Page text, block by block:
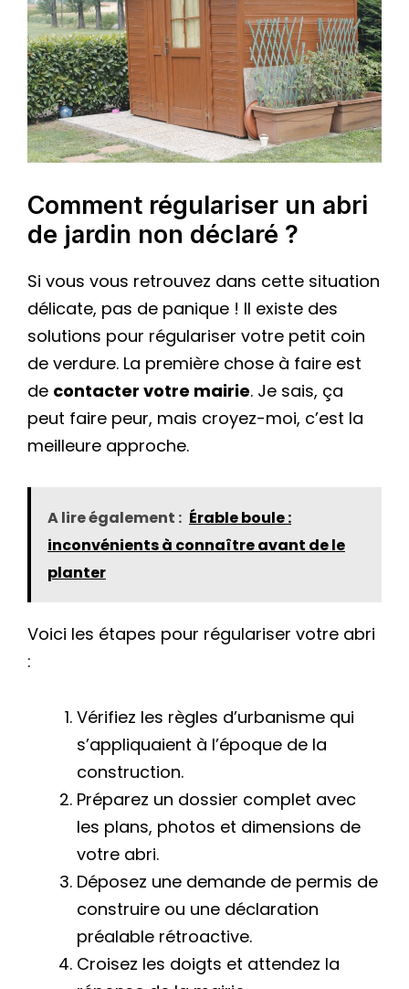
Comment régulariser un abri
de jardin non déclaré ?
Si vous vous retrouvez dans cette situation
délicate, pas de panique ! Il existe des
solutions pour régulariser votre petit coin
de verdure. La première chose à faire est
de contacter votre mairie. Je sais, ça
peut faire peur, mais croyez-moi, c’est la
meilleure approche.
A lire également : Érable boule :
inconvénients à connaître avant de le
planter
Voici les étapes pour régulariser votre abri
:
Vérifiez les règles d’urbanisme qui
s’appliquaient à l’époque de la
construction.
Préparez un dossier complet avec
les plans, photos et dimensions de
votre abri.
Déposez une demande de permis de
construire ou une déclaration
préalable rétroactive.
Croisez les doigts et attendez la